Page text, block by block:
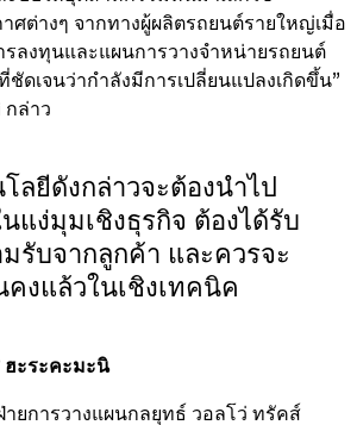
ศต่างๆ จากทางผู้ผลิตรถยนต์รายใหญ่เมื่อ
ลงทุนและแผนการวางจำหน่ายรถยนต์
ชัดเจนว่ากำลังมีการเปลี่ยนแปลงเกิดขึ้น”
กล่าว
ลยีดังกล่าวจะต้องนำไป
แง่มุมเชิงธุรกิจ ต้องได้รับ
รับจากลูกค้า และควรจะ
งแล้วในเชิงเทคนิค
ะระคะมะนิ
ายการวางแผนกลยุทธ์ วอลโว่ ทรัคส์